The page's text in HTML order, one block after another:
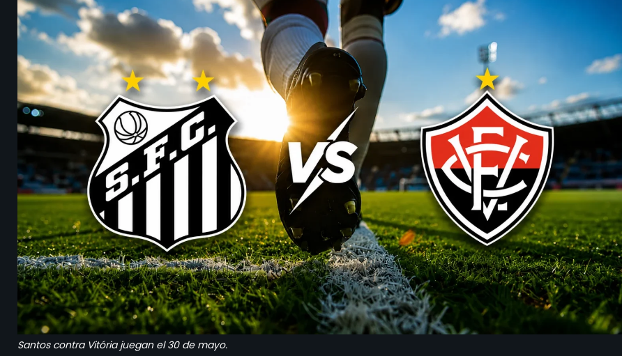
Santos contra Vitória juegan el 30 de mayo.